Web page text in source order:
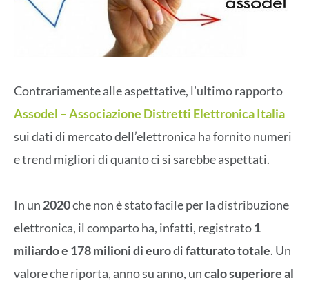
Contrariamente alle aspettative, l’ultimo rapporto
Assodel –Associazione Distretti Elettronica Italia
sui dati di mercato dell’elettronica ha fornito numeri
e trend migliori di quanto ci si sarebbe aspettati.
In un 2020che non è stato facile per la distribuzione
elettronica, il comparto ha, infatti, registrato1
miliardo e 178 milioni di eurodifatturato totale. Un
valore che riporta, anno su anno, uncalo superiore al